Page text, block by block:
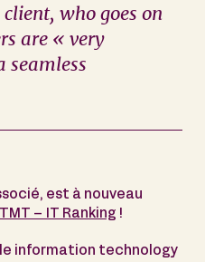
who goes on
are « very
seamless
est à nouveau
TMT – IT Ranking !
information technology